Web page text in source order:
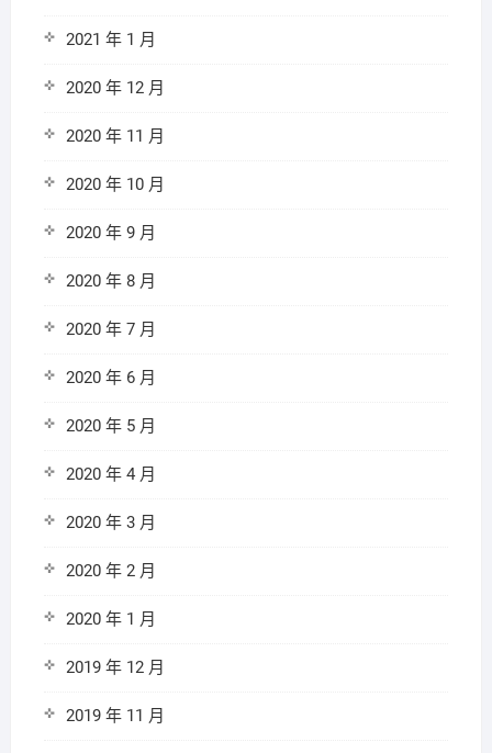
2021 年 1 月
2020 年 12 月
2020 年 11 月
2020 年 10 月
2020 年 9 月
2020 年 8 月
2020 年 7 月
2020 年 6 月
2020 年 5 月
2020 年 4 月
2020 年 3 月
2020 年 2 月
2020 年 1 月
2019 年 12 月
2019 年 11 月